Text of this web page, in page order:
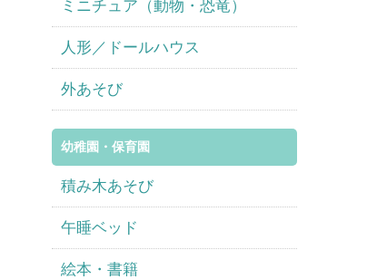
ミニチュア（動物・恐竜）
人形／ドールハウス
外あそび
幼稚園・保育園
積み木あそび
午睡ベッド
絵本・書籍